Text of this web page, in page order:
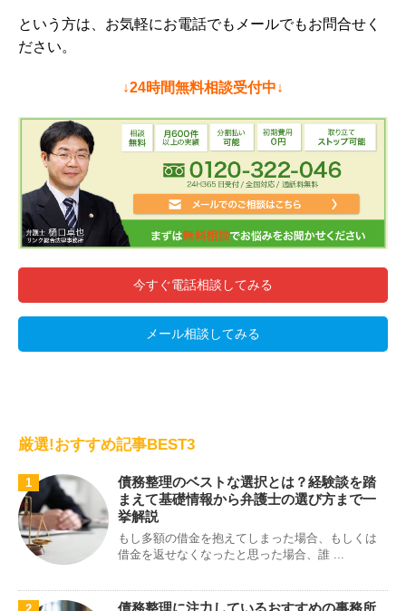
という方は、お気軽にお電話でもメールでもお問合せく
ださい。
↓24時間無料相談受付中↓
今すぐ電話相談してみる
メール相談してみる
厳選!おすすめ記事BEST3
1
債務整理のベストな選択とは？経験談を踏
まえて基礎情報から弁護士の選び方まで一
挙解説
もし多額の借金を抱えてしまった場合、もしくは
借金を返せなくなったと思った場合、誰 ...